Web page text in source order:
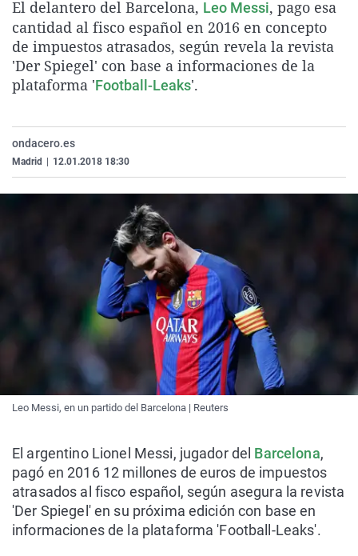
La rosa de los vientos
Gente viajera
Como el perro y el
Caso
Retornados
Equipo de
Extremadura
Galicia
La Rioja
País Vasco
Virales
Televisión
Elecciones
El delantero del Barcelona, Leo Messi, pago esa
cantidad al fisco español en 2016 en concepto
de impuestos atrasados, según revela la revista
'Der Spiegel' con base a informaciones de la
plataforma 'Football-Leaks'.
ondacero.es
Madrid 12.01.2018 18:30
Leo Messi, en un partido del Barcelona | Reuters
El argentino Lionel Messi, jugador del Barcelona,
pagó en 2016 12 millones de euros de impuestos
atrasados al fisco español, según asegura la revista
'Der Spiegel' en su próxima edición con base en
informaciones de la plataforma 'Football-Leaks'.